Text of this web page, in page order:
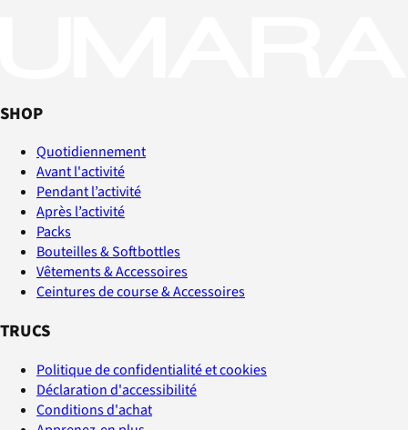
SHOP
Quotidiennement
Avant l'activité
Pendant l’activité
Après l’activité
Packs
Bouteilles & Softbottles
Vêtements & Accessoires
Ceintures de course & Accessoires
TRUCS
Politique de confidentialité et cookies
Déclaration d'accessibilité
Conditions d'achat